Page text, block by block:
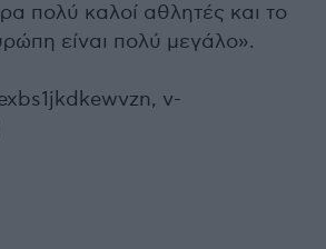
πολύ καλοί αθλητές και το
είναι πολύ μεγάλο».
v-